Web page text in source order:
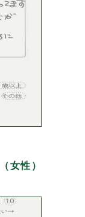
女性）